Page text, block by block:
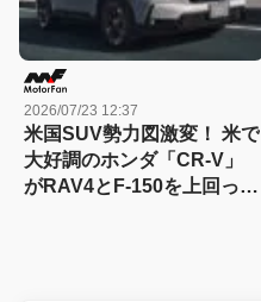
2026/07/23 12:37
米国SUV勢力図激変！ 米で
大好調のホンダ「CR-V」
がRAV4とF-150を上回った